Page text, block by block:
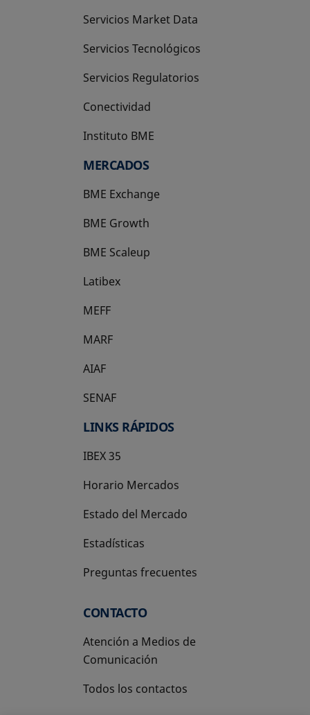
Servicios Market Data
Servicios Tecnológicos
Servicios Regulatorios
Conectividad
Instituto BME
se abre en una pestaña nueva
MERCADOS
BME Exchange
BME Growth
se abre en una pestaña nueva
BME Scaleup
se abre en una pestaña nueva
Latibex
se abre en una pestaña nueva
MEFF
se abre en una pestaña nueva
MARF
AIAF
SENAF
LINKS RÁPIDOS
IBEX 35
Horario Mercados
Estado del Mercado
Estadísticas
Preguntas frecuentes
CONTACTO
Atención a Medios de
Comunicación
Todos los contactos